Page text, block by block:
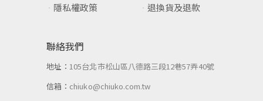
隱私權政策
退換貨及退款
聯絡我們
地址：105台北市松山區八德路三段12巷57弄40號
信箱： chiuko@chiuko.com.tw